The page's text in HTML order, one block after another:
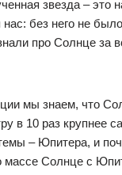
звезда – это
без него не
про Солнце за
мы знаем, что
в 10 раз крупнее
– Юпитера, и
массе Солнце с